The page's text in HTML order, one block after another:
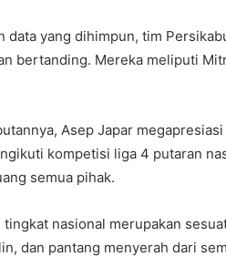
data yang dihimpun, tim
bertanding. Mereka meliputi
Asep Japar
kompetisi liga 4 putaran
semua pihak.
tingkat nasional merupakan
dan pantang menyerah dari